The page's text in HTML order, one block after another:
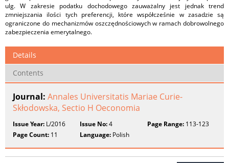
ulg. W zakresie podatku dochodowego zauważalny jest jednak trend
zmniejszania ilości tych preferencji, które współcześnie w zasadzie są
ograniczone do mechanizmów oszczędnościowych w ramach dobrowolnego
zabezpieczenia emerytalnego.
Details
Contents
Journal: Annales Universitatis Mariae Curie-
Skłodowska, Sectio H Oeconomia
Issue Year: L/2016 Issue No:4 Page Range:113-123
Page Count: 11 Language: Polish